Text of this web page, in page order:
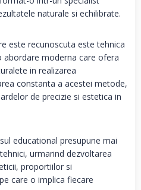
naturale si echilibrate.
este recunoscuta este tehnica
moderna care ofera
in realizarea
constanta a acestei metode,
de precizie si estetica in
educational presupune mai
urmarind dezvoltarea
proportiilor si
care o implica fiecare